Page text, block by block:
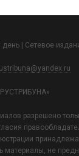
день | Сетевое
разрешено
материалы, не